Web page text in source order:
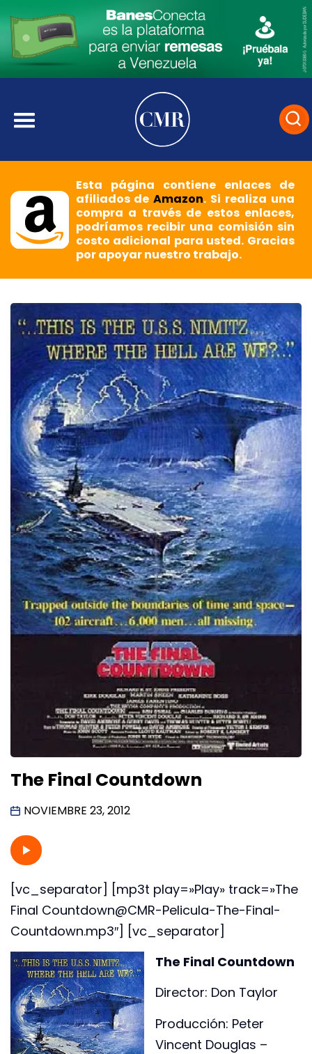
Esta página contiene enlaces de
afiliados deAmazon. Si realiza una
compra a través de estos enlaces,
podríamos recibir una comisión sin
costo adicional para usted. Gracias
por apoyar nuestro trabajo.
The Final Countdown
NOVIEMBRE 23, 2012
[vc_separator] [mp3t play=»Play» track=»The
Final Countdown@CMR-Pelicula-The-Final-
Countdown.mp3″] [vc_separator]
The Final Countdown
Director: Don Taylor
Producción: Peter
Vincent Douglas –